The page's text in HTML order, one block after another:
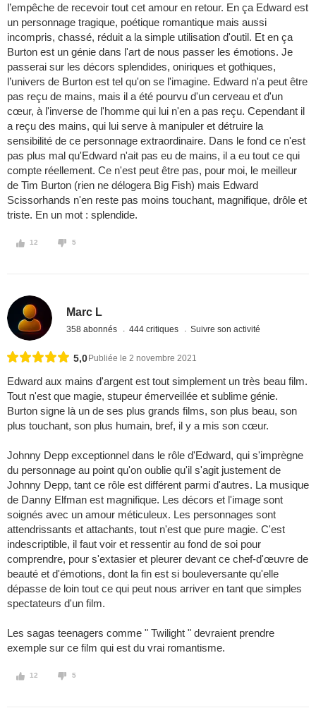
l’empêche de recevoir tout cet amour en retour. En ça Edward est
un personnage tragique, poétique romantique mais aussi
incompris, chassé, réduit a la simple utilisation d'outil. Et en ça
Burton est un génie dans l'art de nous passer les émotions. Je
passerai sur les décors splendides, oniriques et gothiques,
l’univers de Burton est tel qu'on se l'imagine. Edward n'a peut être
pas reçu de mains, mais il a été pourvu d'un cerveau et d'un
cœur, à l'inverse de l'homme qui lui n'en a pas reçu. Cependant il
a reçu des mains, qui lui serve à manipuler et détruire la
sensibilité de ce personnage extraordinaire. Dans le fond ce n'est
pas plus mal qu'Edward n'ait pas eu de mains, il a eu tout ce qui
compte réellement. Ce n'est peut être pas, pour moi, le meilleur
de Tim Burton (rien ne délogera Big Fish) mais Edward
Scissorhands n'en reste pas moins touchant, magnifique, drôle et
triste. En un mot : splendide.
12 5
Marc L
358 abonnés 444 critiques Suivre son activité
5,0 Publiée le 2 novembre 2021
Edward aux mains d'argent est tout simplement un très beau film.
Tout n'est que magie, stupeur émerveillée et sublime génie.
Burton signe là un de ses plus grands films, son plus beau, son
plus touchant, son plus humain, bref, il y a mis son cœur.
Johnny Depp exceptionnel dans le rôle d'Edward, qui s'imprègne
du personnage au point qu'on oublie qu'il s'agit justement de
Johnny Depp, tant ce rôle est différent parmi d'autres. La musique
de Danny Elfman est magnifique. Les décors et l'image sont
soignés avec un amour méticuleux. Les personnages sont
attendrissants et attachants, tout n'est que pure magie. C'est
indescriptible, il faut voir et ressentir au fond de soi pour
comprendre, pour s'extasier et pleurer devant ce chef-d'œuvre de
beauté et d'émotions, dont la fin est si bouleversante qu'elle
dépasse de loin tout ce qui peut nous arriver en tant que simples
spectateurs d'un film.
Les sagas teenagers comme " Twilight " devraient prendre
exemple sur ce film qui est du vrai romantisme.
12 5